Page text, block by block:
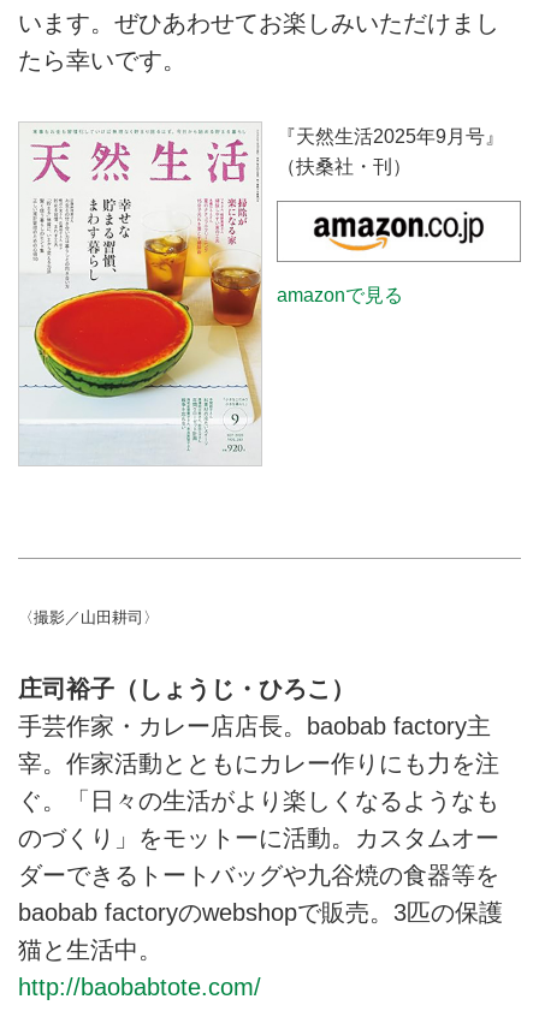
います。ぜひあわせてお楽しみいただけまし
たら幸いです。
『天然生活2025年9月号』
（扶桑社・刊）
amazonで見る
〈撮影／山田耕司〉
庄司裕子（しょうじ・ひろこ）
手芸作家・カレー店店長。baobab factory主
宰。作家活動とともにカレー作りにも力を注
ぐ。「日々の生活がより楽しくなるようなも
のづくり」をモットーに活動。カスタムオー
ダーできるトートバッグや九谷焼の食器等を
baobab factoryのwebshopで販売。3匹の保護
猫と生活中。
http://baobabtote.com/